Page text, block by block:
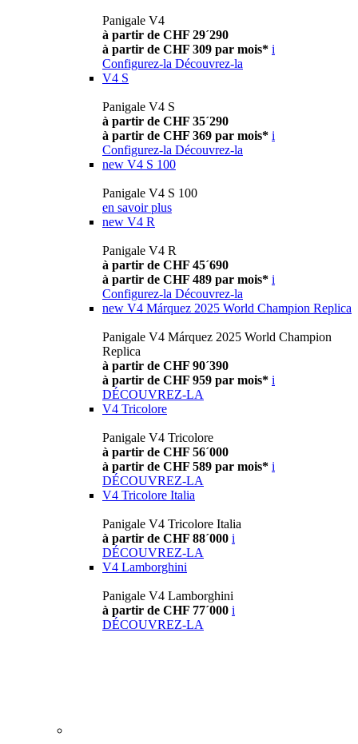
Panigale V4
à partir de CHF 29´290
à partir de CHF 309 par mois* i
Configurez-la Découvrez-la
V4 S
Panigale V4 S
à partir de CHF 35´290
à partir de CHF 369 par mois* i
Configurez-la Découvrez-la
new V4 S 100
Panigale V4 S 100
en savoir plus
new V4 R
Panigale V4 R
à partir de CHF 45´690
à partir de CHF 489 par mois* i
Configurez-la Découvrez-la
new V4 Márquez 2025 World Champion Replica
Panigale V4 Márquez 2025 World Champion
Replica
à partir de CHF 90´390
à partir de CHF 959 par mois* i
DÉCOUVREZ-LA
V4 Tricolore
Panigale V4 Tricolore
à partir de CHF 56´000
à partir de CHF 589 par mois* i
DÉCOUVREZ-LA
V4 Tricolore Italia
Panigale V4 Tricolore Italia
à partir de CHF 88´000 i
DÉCOUVREZ-LA
V4 Lamborghini
Panigale V4 Lamborghini
à partir de CHF 77´000 i
DÉCOUVREZ-LA